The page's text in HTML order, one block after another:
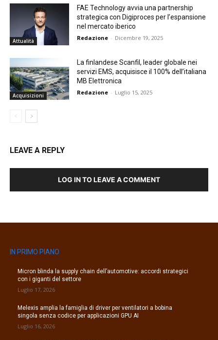
Attualità
FAE Technology avvia una partnership
strategica con Digiproces per l’espansione
nel mercato iberico
Redazione - Dicembre 19, 2025
Acquisizioni
La finlandese Scanfil, leader globale nei
servizi EMS, acquisisce il 100% dell’italiana
MB Elettronica
Redazione - Luglio 15, 2025
LEAVE A REPLY
LOG IN TO LEAVE A COMMENT
IN PRIMO PIANO
Micron blinda la supply chain dell’automotive: accordi strategici
con i giganti del settore
Luglio 17, 2026
Melexis amplia la famiglia di driver per ventilatori a bobina
singola senza codice per applicazioni GPU AI
Luglio 16, 2026